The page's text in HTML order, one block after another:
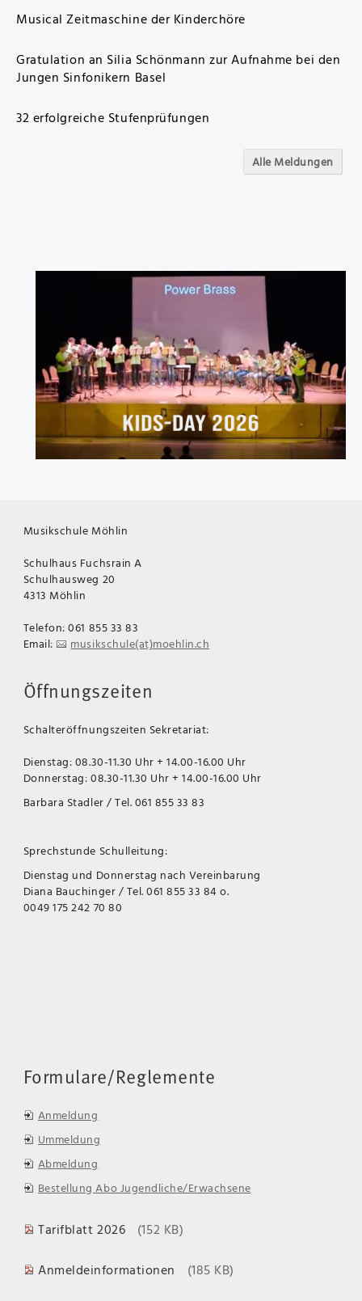
Musical Zeitmaschine der Kinderchöre
Gratulation an Silia Schönmann zur Aufnahme bei den
Jungen Sinfonikern Basel
32 erfolgreiche Stufenprüfungen
Alle Meldungen
Musikschule Möhlin
Schulhaus Fuchsrain A
Schulhausweg 20
4313 Möhlin
Telefon: 061 855 33 83
Email:
musikschule(at)moehlin.ch
Öffnungszeiten
Schalteröffnungszeiten Sekretariat:
Dienstag: 08.30-11.30 Uhr + 14.00-16.00 Uhr
Donnerstag: 08.30-11.30 Uhr + 14.00-16.00 Uhr
Barbara Stadler / Tel. 061 855 33 83
Sprechstunde Schulleitung:
Dienstag und Donnerstag nach Vereinbarung
Diana Bauchinger / Tel. 061 855 33 84 o.
0049 175 242 70 80
Formulare/Reglemente
Anmeldung
Ummeldung
Abmeldung
Bestellung Abo Jugendliche/Erwachsene
Tarifblatt 2026 (152 KB)
Anmeldeinformationen (185 KB)